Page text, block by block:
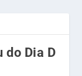
do Dia D